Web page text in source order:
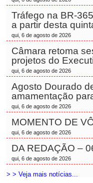
Tráfego na BR-
a partir desta
qui, 6 de agosto de 2026
Câmara retoma
projetos do
qui, 6 de agosto de 2026
Agosto Dourado
amamentação
qui, 6 de agosto de 2026
MOMENTO DE
qui, 6 de agosto de 2026
DA REDAÇÃO –
qui, 6 de agosto de 2026
> > Veja mais notícias...